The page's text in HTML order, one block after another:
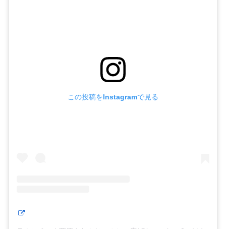
この投稿をInstagramで見る